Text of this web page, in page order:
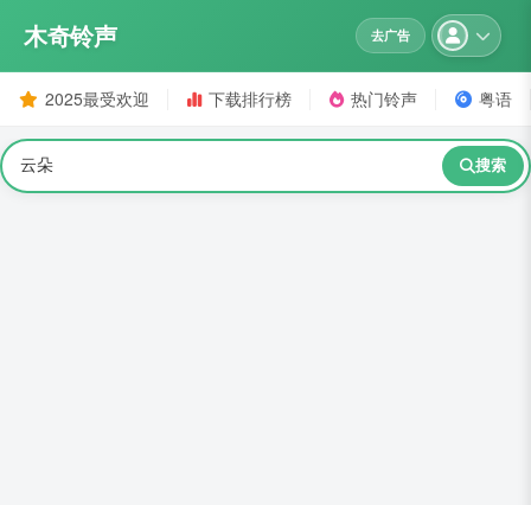
木奇铃声 去广告
2025最受欢迎 下载排行榜 热门铃声 粤语
搜索